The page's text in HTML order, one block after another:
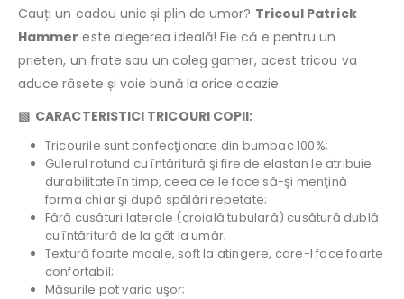
Cauți un cadou unic și plin de umor? Tricoul Patrick
Hammer este alegerea ideală! Fie că e pentru un
prieten, un frate sau un coleg gamer, acest tricou va
aduce râsete și voie bună la orice ocazie.
▧ CARACTERISTICI TRICOURI COPII:
Tricourile sunt confecţionate din bumbac 100%;
Gulerul rotund cu întăritură şi fire de elastan le atribuie
durabilitate în timp, ceea ce le face să-şi menţină
forma chiar şi după spălări repetate;
Fără cusături laterale (croială tubulară) cusătură dublă
cu întăritură de la gât la umăr;
Textură foarte moale, soft la atingere, care-l face foarte
confortabil;
Măsurile pot varia uşor;